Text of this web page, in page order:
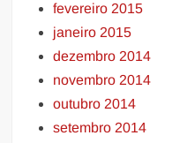
fevereiro 2015
janeiro 2015
dezembro 2014
novembro 2014
outubro 2014
setembro 2014